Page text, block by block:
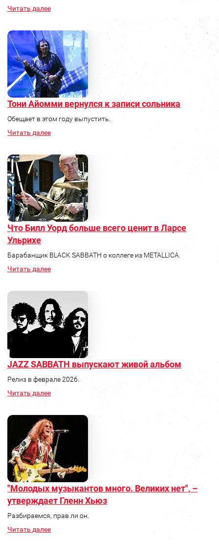
Читать далее
Тони Айомми вернулся к записи сольника
Обещает в этом году выпустить.
Читать далее
Что Билл Уорд больше всего ценит в Ларсе
Ульрихе
Барабанщик BLACK SABBATH о коллеге из METALLICA.
Читать далее
JAZZ SABBATH выпускают живой альбом
Релиз в феврале 2026.
Читать далее
"Молодых музыкантов много. Великих нет", –
утверждает Гленн Хьюз
Разбираемся, прав ли он.
Читать далее